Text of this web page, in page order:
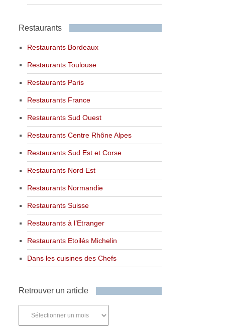
Restaurants
Restaurants Bordeaux
Restaurants Toulouse
Restaurants Paris
Restaurants France
Restaurants Sud Ouest
Restaurants Centre Rhône Alpes
Restaurants Sud Est et Corse
Restaurants Nord Est
Restaurants Normandie
Restaurants Suisse
Restaurants à l’Etranger
Restaurants Etoilés Michelin
Dans les cuisines des Chefs
Retrouver un article